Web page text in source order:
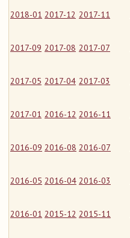
2018-01 2017-12 2017-11
2017-09 2017-08 2017-07
2017-05 2017-04 2017-03
2017-01 2016-12 2016-11
2016-09 2016-08 2016-07
2016-05 2016-04 2016-03
2016-01 2015-12 2015-11